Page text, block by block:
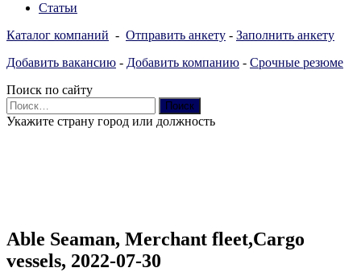
Статьи
Каталог компаний - Отправить анкету - Заполнить анкету
Добавить вакансию - Добавить компанию - Срочные резюме
Поиск по сайту
Найти:
Укажите страну город или должность
Able Seaman, Merchant fleet,Cargo
vessels, 2022-07-30